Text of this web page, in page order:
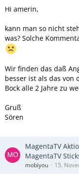
Hi amerin,
kann man so nicht
was? Solche
Wir finden das daß
besser ist als das
Bock alle 2 Jahre zu
Gruß
Sören
MagentaTV
MagentaTV
mobiyou 15.